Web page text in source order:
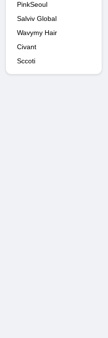
PinkSeoul
Salviv Global
Wavymy Hair
Civant
Sccoti